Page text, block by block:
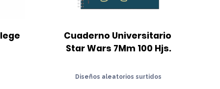
Cuaderno Universitario
Star Wars 7Mm 100 Hjs.
Diseños aleatorios surtidos